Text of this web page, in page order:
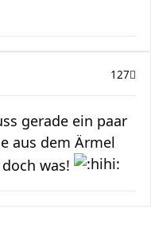
127
gerade ein paar
aus dem Ärmel
was!